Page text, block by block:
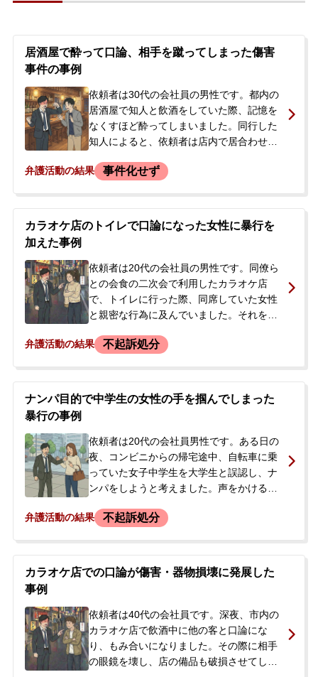
居酒屋で酔って口論、相手を蹴ってしまった傷害
事件の事例
依頼者は30代の会社員の男性です。都内の
居酒屋で知人と飲酒をしていた際、記憶を
なくすほど酔ってしまいました。同行した
知人によると、依頼者は店内で居合わせた
靴を履こうとかがんでいた被害者の頭を蹴
意を受けたのみで解散となりました。しか
し、被害者は首の痛みを訴えていたため、
能性がありました。依頼者は事件の記憶が
なかったものの、刑事事件になって会社に
知られることを強く恐れ、今後の対応につ
いて不安を抱き、当事務所へ相談に来られ
弁護活動の結果 事件化せず
カラオケ店のトイレで口論になった女性に暴行を
加えた事例
依頼者は20代の会社員の男性です。同僚ら
との会食の二次会で利用したカラオケ店
で、トイレに行った際、同席していた女性
と親密な行為に及んでいました。それを偶
目撃されたことから口論に発展。その中
後日、暴行罪の容疑で逮捕・勾留されまし
た。依頼者は酒に酔っていて記憶が定かで
ついては一部否認していました。逮捕の事
実を知った父親が、早期の身柄解放と前科
の回避を強く望み、当事務所に相談されま
した。
弁護活動の結果 不起訴処分
ナンパ目的で中学生の女性の手を掴んでしまった
暴行の事例
依頼者は20代の会社員男性です。ある日の
夜、コンビニからの帰宅途中、自転車に乗
っていた女子中学生を大学生と誤認し、ナ
ンパをしようと考えました。声をかける勇
が自宅の玄関に入ろうとしたため、焦って
としましたが、その場にいた被害者の両親
によって警察に通報され、逮捕されまし
状況がわからず不安に思い、当事務所に初
回接見を依頼されました。
弁護活動の結果 不起訴処分
カラオケ店での口論が傷害・器物損壊に発展した
事例
依頼者は40代の会社員です。深夜、市内の
カラオケ店で飲酒中に他の客と口論にな
り、もみ合いになりました。その際に相手
の眼鏡を壊し、店の備品も破損させてしま